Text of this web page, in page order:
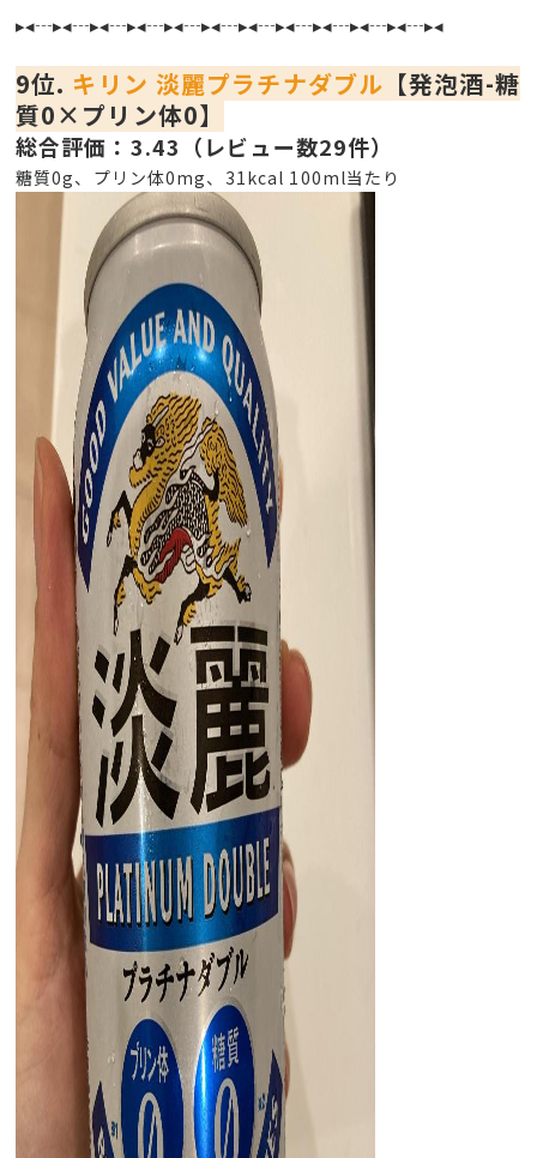
▸◂┄▸◂┄▸◂┄▸◂┄▸◂┄▸◂┄▸◂┄▸◂┄▸◂┄▸◂┄▸◂┄▸◂
9位. キリン 淡麗プラチナダブル 【発泡酒-糖
質0×プリン体0】
総合評価：3.43（レビュー数29件）
糖質0g、プリン体0mg、31kcal 100ml当たり